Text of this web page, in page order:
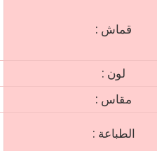
قماش :
لون :
مقاس :
الطباعة :